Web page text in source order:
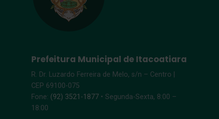
Prefeitura Municipal de Itacoatiara
R. Dr. Luzardo Ferreira de Melo, s/n – Centro |
CEP 69100-075
Fone: (92) 3521-1877 • Segunda-Sexta, 8:00 –
18:00